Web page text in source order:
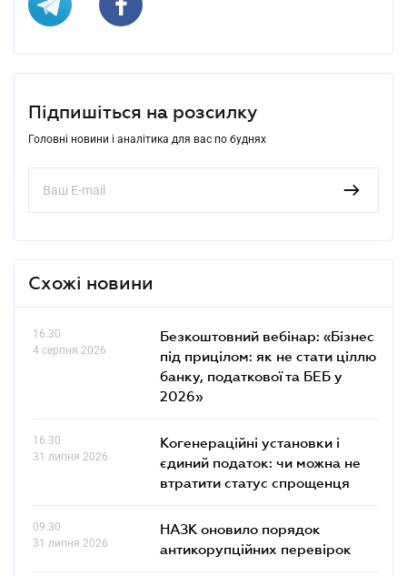
Підпишіться на розсилку
Головні новини і аналітика для вас по буднях
Схожі новини
16.30
4 серпня 2026
Безкоштовний вебінар: «Бізнес
під прицілом: як не стати ціллю
банку, податкової та БЕБ у
2026»
16.30
31 липня 2026
Когенераційні установки і
єдиний податок: чи можна не
втратити статус спрощенця
09.30
31 липня 2026
НАЗК оновило порядок
антикорупційних перевірок